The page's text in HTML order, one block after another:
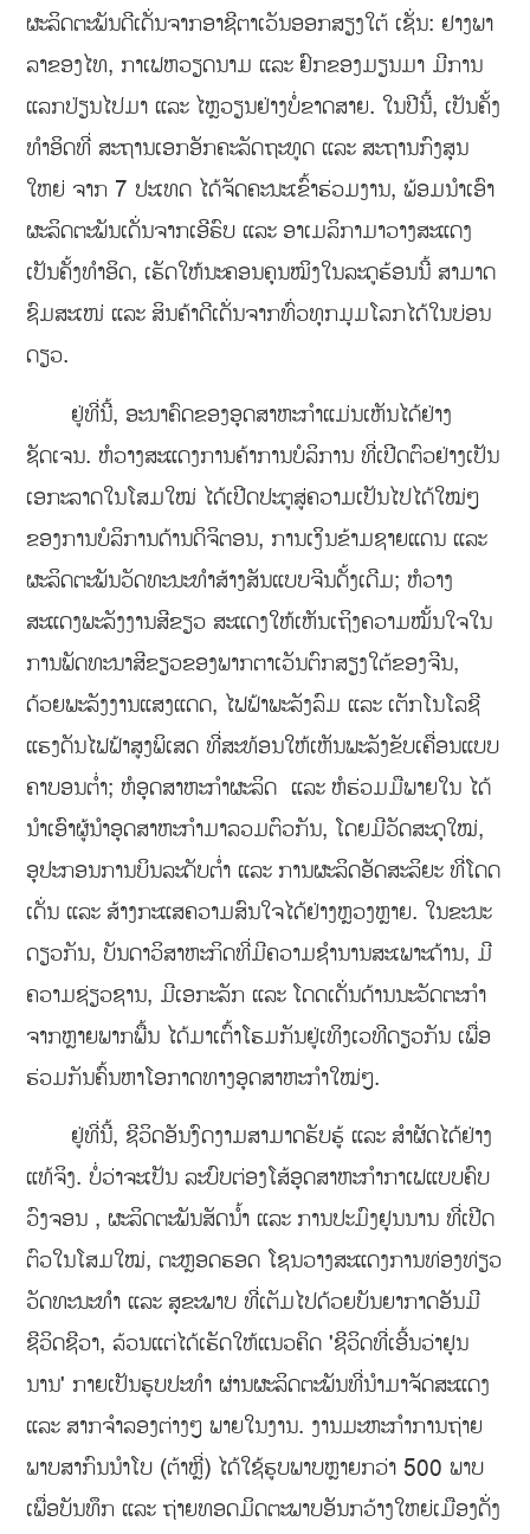
ຜະລິດຕະພັນດີເດັ່ນຈາກອາຊີຕາເວັນອອກສຽງໃຕ້ ເຊັ່ນ: ຢາງພາ
ລາຂອງໄທ, ກາເຟຫວຽດນາມ ແລະ ຢົກຂອງມຽນມາ ມີການ
ແລກປ່ຽນໄປມາ ແລະ ໄຫຼວຽນຢ່າງບໍ່ຂາດສາຍ. ໃນປີນີ້, ເປັນຄັ້ງ
ທຳອິດທີ່ ສະຖານເອກອັກຄະລັດຖະທູດ ແລະ ສະຖານກົງສຸນ
ໃຫຍ່ ຈາກ 7 ປະເທດ ໄດ້ຈັດຄະນະເຂົ້າຮ່ວມງານ, ພ້ອມນຳເອົາ
ຜະລິດຕະພັນເດັ່ນຈາກເອີຣົບ ແລະ ອາເມລິກາມາວາງສະແດງ
ເປັນຄັ້ງທຳອິດ, ເຮັດໃຫ້ນະຄອນຄຸນໝິງໃນລະດູຮ້ອນນີ້ ສາມາດ
ຊົມສະເໜ່ ແລະ ສິນຄ້າດີເດັ່ນຈາກທົ່ວທຸກມຸມໂລກໄດ້ໃນບ່ອນ
ດຽວ.
ຢູ່ທີ່ນີ້, ອະນາຄົດຂອງອຸດສາຫະກຳແມ່ນເຫັນໄດ້ຢ່າງ
ຊັດເຈນ. ຫໍວາງສະແດງການຄ້າການບໍລິການ ທີ່ເປີດຕົວຢ່າງເປັນ
ເອກະລາດໃນໂສມໃໝ່ ໄດ້ເປີດປະຕູສູ່ຄວາມເປັນໄປໄດ້ໃໝ່ໆ
ຂອງການບໍລິການດ້ານດິຈິຕອນ, ການເງິນຂ້າມຊາຍແດນ ແລະ
ຜະລິດຕະພັນວັດທະນະທຳສ້າງສັນແບບຈີນດັ້ງເດີມ; ຫໍວາງ
ສະແດງພະລັງງານສີຂຽວ ສະແດງໃຫ້ເຫັນເຖິງຄວາມໝັ້ນໃຈໃນ
ການພັດທະນາສີຂຽວຂອງພາກຕາເວັນຕົກສຽງໃຕ້ຂອງຈີນ,
ດ້ວຍພະລັງງານແສງແດດ, ໄຟຟ້າພະລັງລົມ ແລະ ເຕັກໂນໂລຊີ
ແຮງດັນໄຟຟ້າສູງພິເສດ ທີ່ສະທ້ອນໃຫ້ເຫັນພະລັງຂັບເຄື່ອນແບບ
ຄາບອນຕ່ຳ; ຫໍອຸດສາຫະກຳຜະລິດ ແລະ ຫໍຮ່ວມມືພາຍໃນ ໄດ້
ນຳເອົາຜູ້ນຳອຸດສາຫະກຳມາລວມຕົວກັນ, ໂດຍມີວັດສະດຸໃໝ່,
ອຸປະກອນການບິນລະດັບຕ່ຳ ແລະ ການຜະລິດອັດສະລິຍະ ທີ່ໂດດ
ເດັ່ນ ແລະ ສ້າງກະແສຄວາມສົນໃຈໄດ້ຢ່າງຫຼວງຫຼາຍ. ໃນຂະນະ
ດຽວກັນ, ບັນດາວິສາຫະກິດທີ່ມີຄວາມຊຳນານສະເພາະດ້ານ, ມີ
ຄວາມຊ່ຽວຊານ, ມີເອກະລັກ ແລະ ໂດດເດັ່ນດ້ານນະວັດຕະກຳ
ຈາກຫຼາຍພາກພື້ນ ໄດ້ມາເຕົ້າໂຮມກັນຢູ່ເທິງເວທີດຽວກັນ ເພື່ອ
ຮ່ວມກັນຄົ້ນຫາໂອກາດທາງອຸດສາຫະກຳໃໝ່ໆ.
ຢູ່ທີ່ນີ້, ຊີວິດອັນງົດງາມສາມາດຮັບຮູ້ ແລະ ສຳຜັດໄດ້ຢ່າງ
ແທ້ຈິງ. ບໍ່ວ່າຈະເປັນ ລະບົບຕ່ອງໂສ້ອຸດສາຫະກຳກາເຟແບບຄົບ
ວົງຈອນ , ຜະລິດຕະພັນສັດນ້ຳ ແລະ ການປະມົງຢຸນນານ ທີ່ເປີດ
ຕົວໃນໂສມໃໝ່, ຕະຫຼອດຮອດ ໂຊນວາງສະແດງການທ່ອງທ່ຽວ
ວັດທະນະທຳ ແລະ ສຸຂະພາບ ທີ່ເຕັມໄປດ້ວຍບັນຍາກາດອັນມີ
ຊີວິດຊີວາ, ລ້ວນແຕ່ໄດ້ເຮັດໃຫ້ແນວຄິດ 'ຊີວິດທີ່ເອີ້ນວ່າຢຸນ
ນານ' ກາຍເປັນຮູບປະທຳ ຜ່ານຜະລິດຕະພັນທີ່ນຳມາຈັດສະແດງ
ແລະ ສາກຈຳລອງຕ່າງໆ ພາຍໃນງານ. ງານມະຫະກຳການຖ່າຍ
ພາບສາກົນນຳໂບ (ຕ້າຫຼີ່) ໄດ້ໃຊ້ຮູບພາບຫຼາຍກວ່າ 500 ພາບ
ເພື່ອບັນທຶກ ແລະ ຖ່າຍທອດມິດຕະພາບອັນກວ້າງໃຫຍ່ເມືອງດັ່ງ